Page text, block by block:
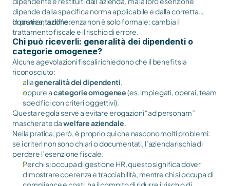
dipende dalla specifica norma applicabile e dalla corretta
documentazione.
In pratica, la differenza non è solo formale: cambia il
trattamento fiscale e il rischio di errore.
Chi può riceverli: generalità dei dipendenti o
categorie omogenee?
Alcune agevolazioni fiscali richiedono che il benefit sia
riconosciuto:
allageneralità dei dipendenti,
oppure acategorie omogenee(es. impiegati, operai, team
specifici con criteri oggettivi).
Questa regola serve a evitare erogazioni “ad personam”
mascherate dawelfare aziendale.
Nella pratica, però, è proprio qui che nascono molti problemi:
se i criteri non sono chiari o documentati, l’azienda rischia di
perdere l’esenzione fiscale.
Per chi si occupa di gestione HR, questo significa dover
dimostrare coerenza e tracciabilità, mentre chi si occupa di